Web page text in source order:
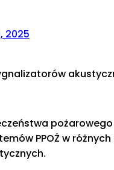
2025
PPOŻ w